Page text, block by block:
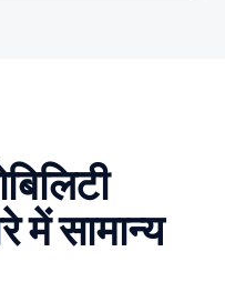
में सामान्य